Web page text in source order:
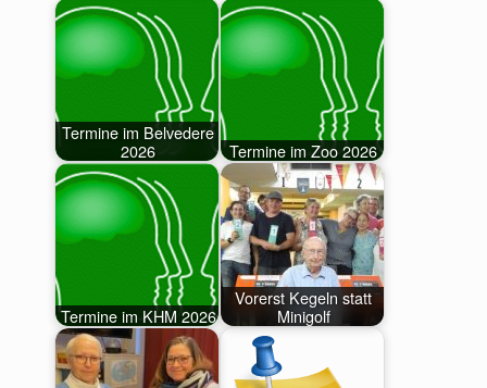
Termine im Belvedere
2026
Termine im Zoo 2026
Termine im KHM 2026
Vorerst Kegeln statt
Minigolf